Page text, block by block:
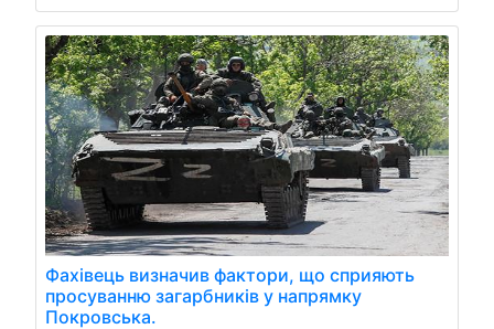
Фахівець визначив фактори, що сприяють
просуванню загарбників у напрямку
Покровська.